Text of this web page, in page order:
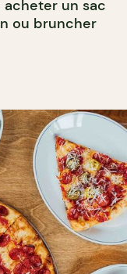
un sac
ou bruncher